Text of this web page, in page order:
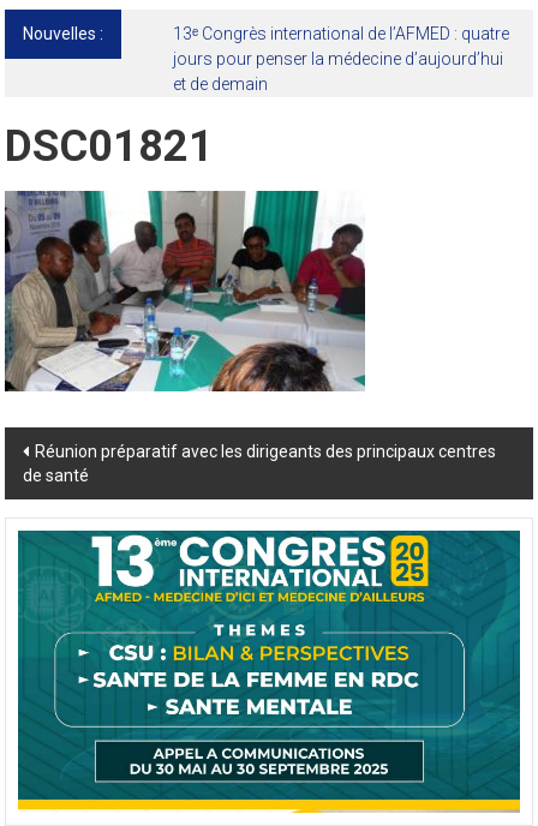
Nouvelles :
13ᵉ Congrès international de l’AFMED : quatre
jours pour penser la médecine d’aujourd’hui
et de demain
DSC01821
Post
navigation
Réunion préparatif avec les dirigeants des principaux centres
de santé